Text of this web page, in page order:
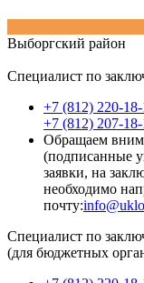
Выборгский район
Специалист по
+7 (812) 220-
+7 (812) 207-
Обращаем
(подписанные
заявки, на
необходимо
почту:
Специалист по
(для бюджетных